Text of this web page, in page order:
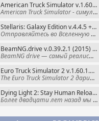
American Truck Simulator v.1.60.1.8s + Все DLC (2016) Пиратка
American Truck Simulator - симулятор
Stellaris: Galaxy Edition v.4.4.5 + Все DLC (2016) Пиратка
Отправляйтесь во Вселенную полную чудес и
BeamNG.drive v.0.39.2.1 (2015) RePack
BeamNG drive — самый реалистичный
Euro Truck Simulator 2 v.1.60.1.7s + Все DLC (2012) Пиратка
The Euro Truck Simulator 2 дарит вам опыт
Dying Light 2: Stay Human Reloaded Edition v.1.28.3 + Все DLC (2022) RePack
Более двадцати лет назад мы пытались